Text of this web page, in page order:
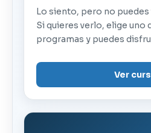
Lo siento, pero no
Si quieres verlo, elige uno
programas y puedes
Ver